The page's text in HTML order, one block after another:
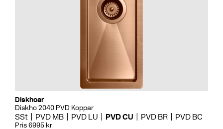
Diskhoar
Diskho 2040 PVD Koppar
SSt PVD MB PVD LU PVD CU PVD BR PVD BC
Pris 6995 kr